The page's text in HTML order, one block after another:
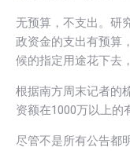
无预算，不支出。研
政资金的支出有预算
候的指定用途花下去
根据南方周末记者的
资额在1000万以上的
尽管不是所有公告都